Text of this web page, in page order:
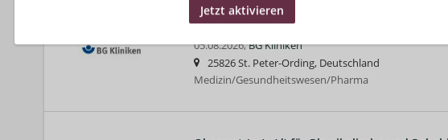
Ärztliche Leitung / Chefarzt für Orthopädie
05.08.2026,BG Kliniken
25826 St. Peter-Ording, Deutschland
Medizin/Gesundheitswesen/Pharma